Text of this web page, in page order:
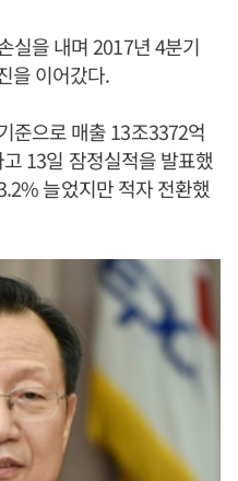
실을 내며 2017년 4분기
을 이어갔다.
준으로 매출 13조3372억
13일 잠정실적을 발표했
늘었지만 적자 전환했